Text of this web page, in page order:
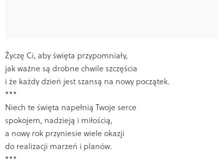
Życzę Ci, aby święta przypomniały,
jak ważne są drobne chwile szczęścia
i że każdy dzień jest szansą na nowy początek.
***
Niech te święta napełnią Twoje serce
spokojem, nadzieją i miłością,
a nowy rok przyniesie wiele okazji
do realizacji marzeń i planów.
***